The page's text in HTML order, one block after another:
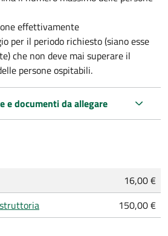
effettivamente
per il periodo richiesto (siano esse
che non deve mai superare il
persone ospitabili.
e documenti da allegare
16,00 €
150,00 €